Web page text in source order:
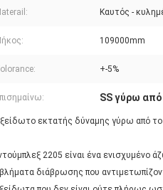
Καυτός -
109000mm
+-5%
SS γύρω
εκτατής δύναμης γύρω από
2205 είναι ένα ενισχυμένο
διάβρωσης που